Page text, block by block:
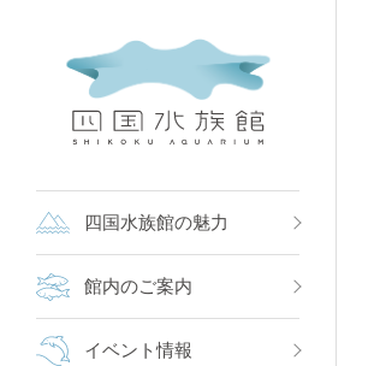
四国水族館の魅力
館内のご案内
イベント情報